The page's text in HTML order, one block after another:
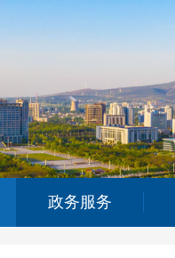
政务服务